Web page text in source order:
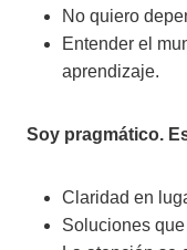
No quiero
Entender el
aprendizaje.
Soy pragmático.
Claridad en
Soluciones